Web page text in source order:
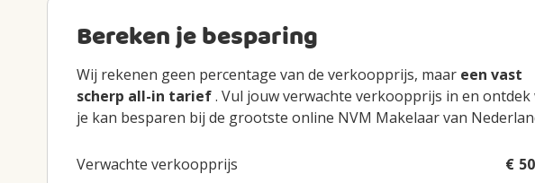
Bereken je besparing
Wij rekenen geen percentage van de verkoopprijs, maar een vast
scherp all-in tarief. Vul jouw verwachte verkoopprijs in en ontdek
je kan besparen bij de grootste online NVM Makelaar van
Verwachte verkoopprijs €